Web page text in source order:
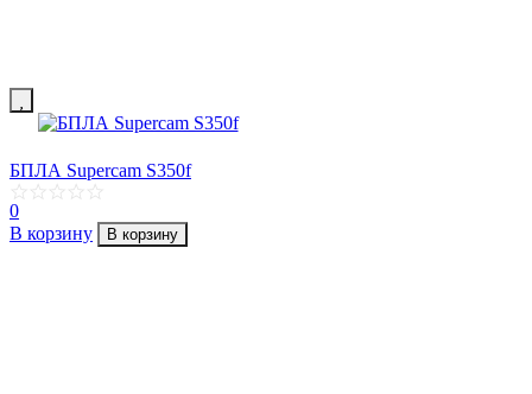
БПЛА Supercam S350f
0
В корзину
В корзину